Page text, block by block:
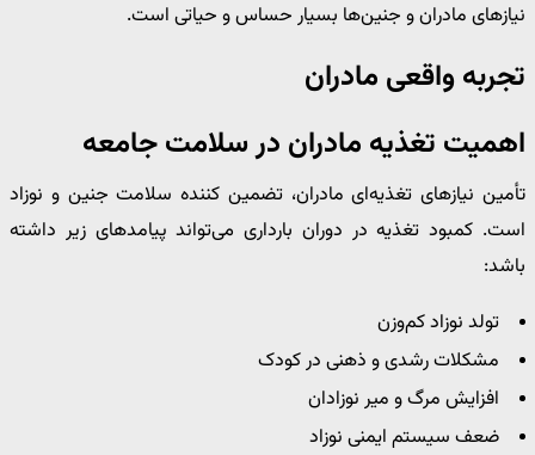
نیازهای مادران و جنین‌ها بسیار حساس و حیاتی است.
تجربه واقعی مادران
اهمیت تغذیه مادران در سلامت جامعه
تأمین نیازهای تغذیه‌ای مادران، تضمین کننده سلامت جنین و نوزاد
است. کمبود تغذیه در دوران بارداری می‌تواند پیامدهای زیر داشته
باشد:
تولد نوزاد کم‌وزن
مشکلات رشدی و ذهنی در کودک
افزایش مرگ و میر نوزادان
ضعف سیستم ایمنی نوزاد